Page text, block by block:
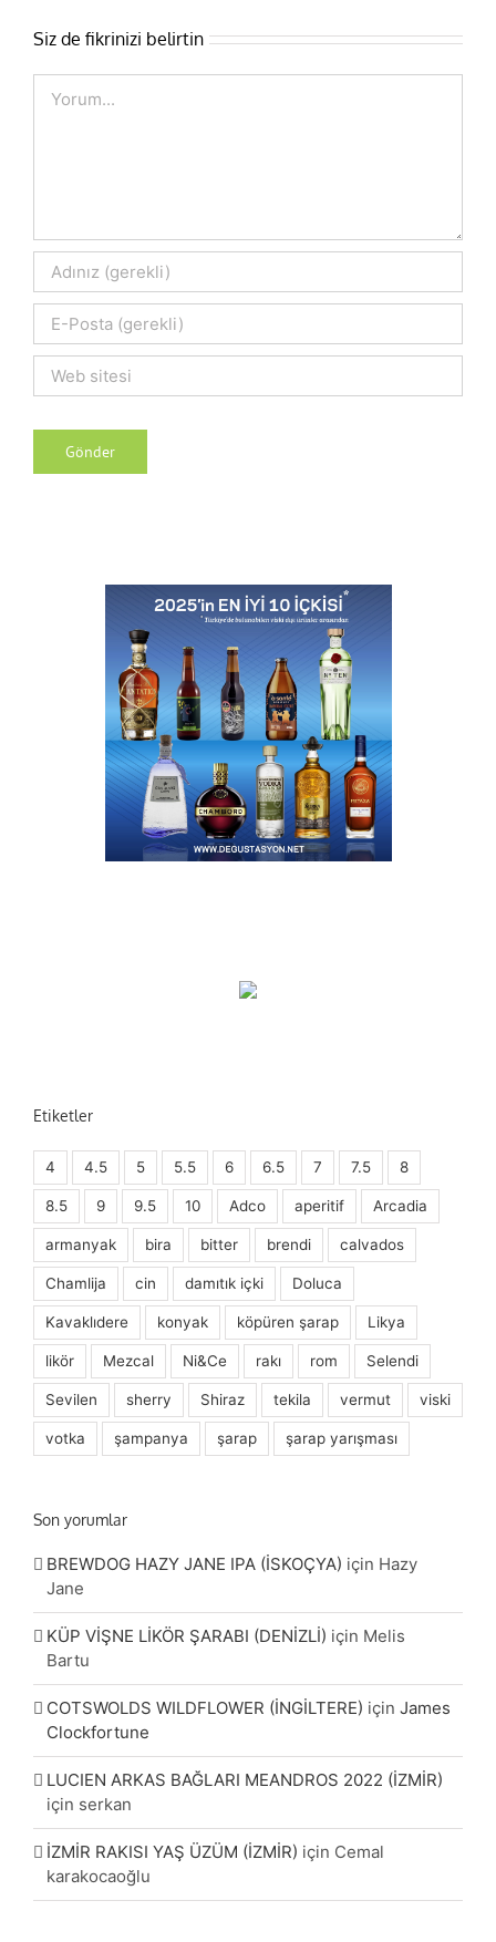
Siz de fikrinizi belirtin
Etiketler
4 4.5 5 5.5 6 6.5 7 7.5 8
8.5 9 9.5 10 Adco aperitif Arcadia
armanyak bira bitter brendi calvados
Chamlija cin damıtık içki Doluca
Kavaklıdere konyak köpüren şarap Likya
likör Mezcal Ni&Ce rakı rom Selendi
Sevilen sherry Shiraz tekila vermut viski
votka şampanya şarap şarap yarışması
Son yorumlar
BREWDOG HAZY JANE IPA (İSKOÇYA) için Hazy
Jane
KÜP VİŞNE LİKÖR ŞARABI (DENİZLİ) için Melis
Bartu
COTSWOLDS WILDFLOWER (İNGİLTERE) için James
Clockfortune
LUCIEN ARKAS BAĞLARI MEANDROS 2022 (İZMİR)
için serkan
İZMİR RAKISI YAŞ ÜZÜM (İZMİR) için Cemal
karakocaoğlu